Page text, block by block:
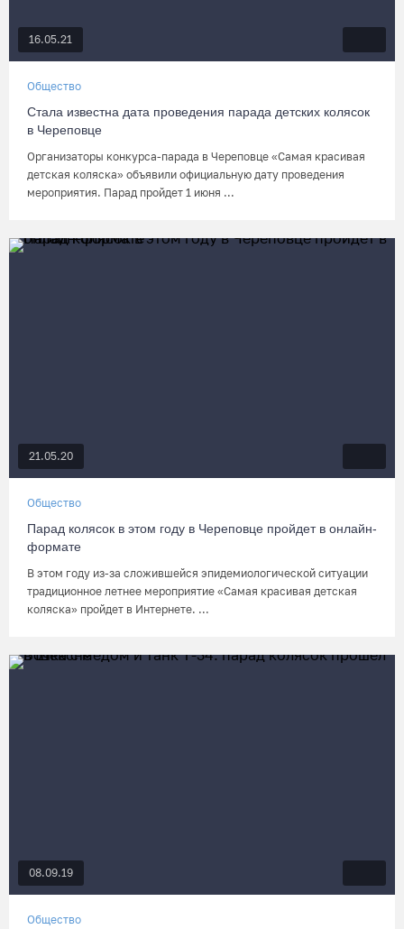
16.05.21
Общество
Стала известна дата проведения парада детских колясок
в Череповце
Организаторы конкурса-парада в Череповце «Самая красивая
детская коляска» объявили официальную дату проведения
мероприятия. Парад пройдет 1 июня ...
21.05.20
Общество
Парад колясок в этом году в Череповце пройдет в онлайн-
формате
В этом году из-за сложившейся эпидемиологической ситуации
традиционное летнее мероприятие «Самая красивая детская
коляска» пройдет в Интернете. ...
08.09.19
Общество